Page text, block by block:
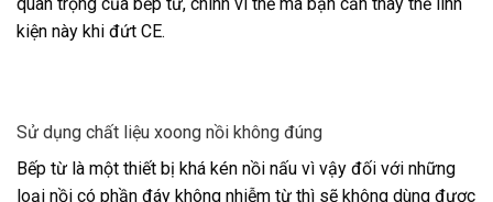
kiện này khi đứt CE.
Sử dụng chất liệu xoong nồi không đúng
Bếp từ là một thiết bị khá kén nồi nấu vì vậy đối với những
loại nồi có phần đáy không nhiễm từ thì sẽ không dùng được